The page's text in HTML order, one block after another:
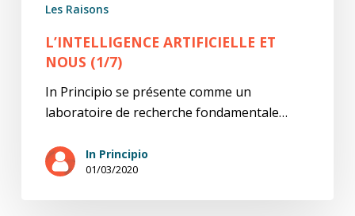
Les Raisons
L’INTELLIGENCE ARTIFICIELLE ET
NOUS (1/7)
In Principio se présente comme un
laboratoire de recherche fondamentale…
In Principio
01/03/2020